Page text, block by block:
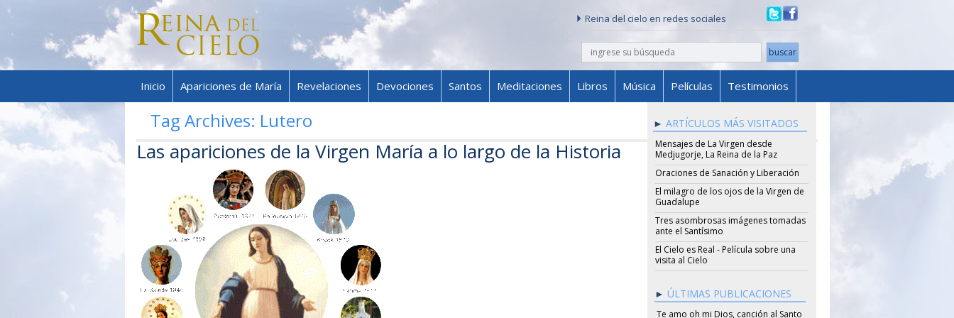
Reina del cielo en redes sociales
buscar
Skip to content
Inicio Apariciones de María Revelaciones Devociones Santos Meditaciones Libros Música Películas Testimonios
Tag Archives: Lutero
Las apariciones de la Virgen María a lo largo de la Historia
ARTÍCULOS MÁS VISITADOS
Mensajes de La Virgen desde
Medjugorje, La Reina de la Paz
Oraciones de Sanación y Liberación
El milagro de los ojos de la Virgen de
Guadalupe
Tres asombrosas imágenes tomadas
ante el Santísimo
El Cielo es Real - Película sobre una
visita al Cielo
ÚLTIMAS PUBLICACIONES
Te amo oh mi Dios, canción al Santo